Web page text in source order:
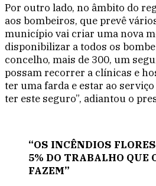
Por outro lado, no âmbito do
aos bombeiros, que prevê
município vai criar uma nova
disponibilizar a todos os
concelho, mais de 300, um
possam recorrer a clínicas e
ter uma farda e estar ao
ter este seguro”, adiantou o
“OS INCÊNDIOS
5% DO TRABALHO QUE
FAZEM”